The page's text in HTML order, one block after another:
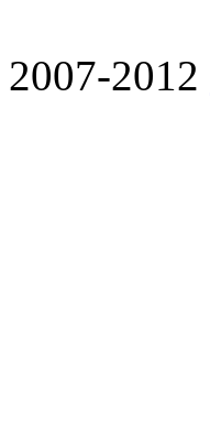
2007-2012